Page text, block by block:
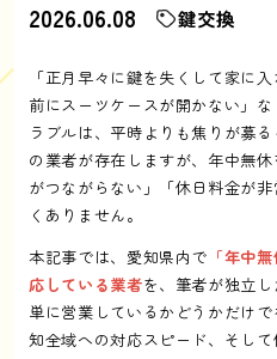
2026.06.08 鍵交換
「正月早々に鍵を失くして家に
前にスーツケースが開かない」
ラブルは、平時よりも焦りが募
の業者が存在しますが、年中無
がつながらない」「休日料金が
くありません。
本記事では、愛知県内で 「年中
応している業者を、筆者が独立し
単に営業しているかどうかだけ
知全域への対応スピード、そし